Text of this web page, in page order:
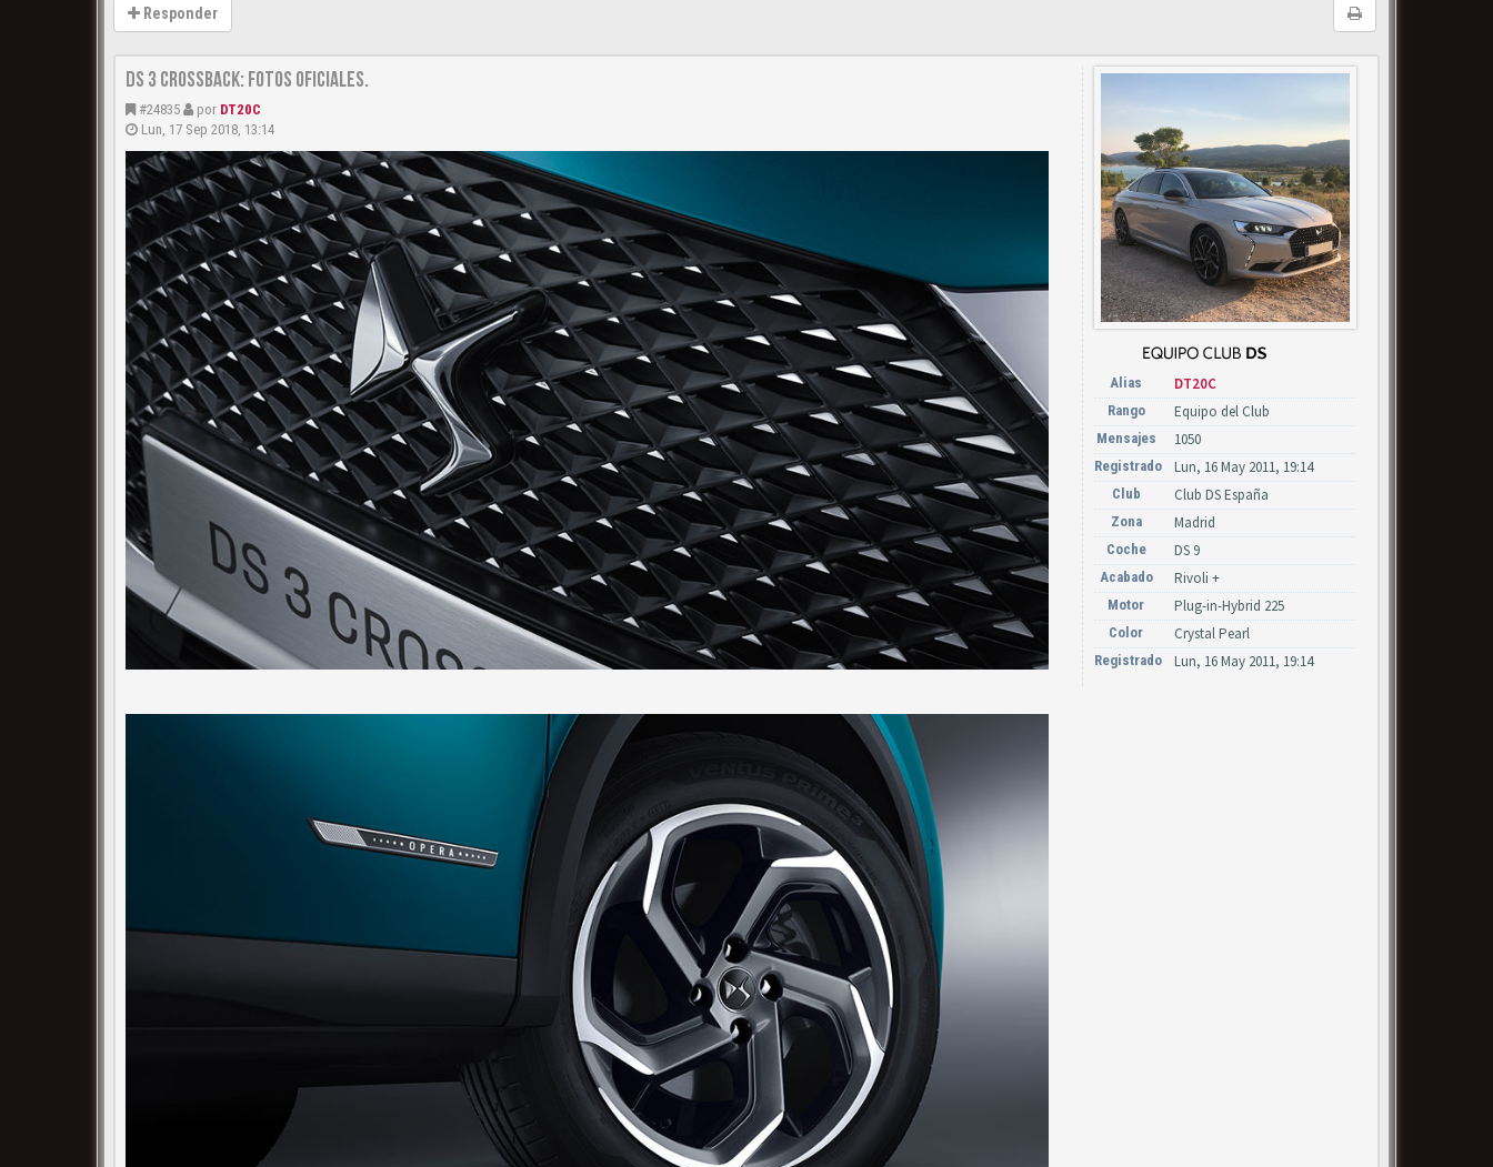
Responder
DS 3 Crossback: Fotos oficiales.
#24835 por DT20C
Lun, 17 Sep 2018, 13:14
Alias DT20C
Rango Equipo del Club
Mensajes 1050
Registrado Lun, 16 May 2011, 19:14
Club Club DS España
Zona Madrid
Coche DS 9
Acabado Rivoli +
Motor Plug-in-Hybrid 225
Color Crystal Pearl
Registrado Lun, 16 May 2011, 19:14